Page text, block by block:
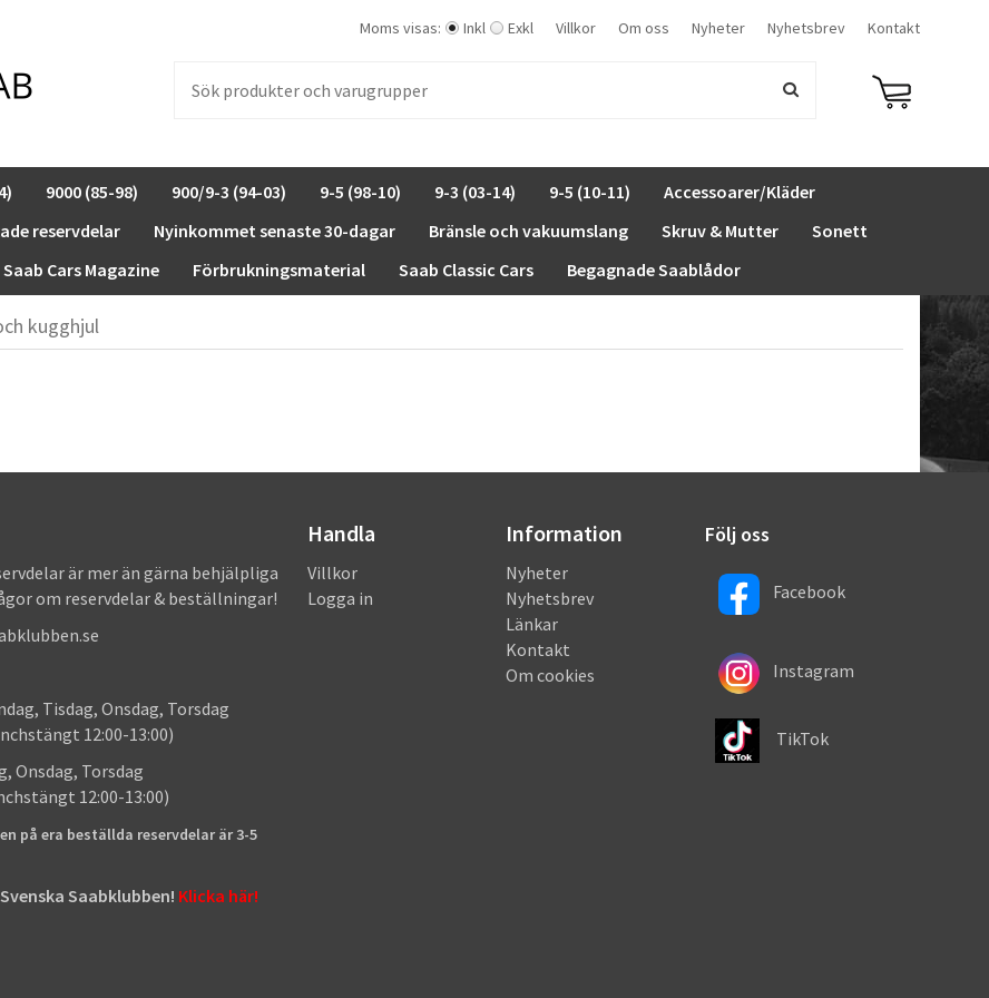
Moms visas: Inkl Exkl Villkor Om oss Nyheter Nyhetsbrev Kontakt
9000 (85-98) 900/9-3 (94-03) 9-5 (98-10) 9-3 (03-14) 9-5 (10-11)
Accessoarer/Kläder
reservdelar Nyinkommet senaste 30-dagar Bränsle och vakuumslang Skruv & Mutter
Sonett
Saab Cars Magazine Förbrukningsmaterial Saab Classic Cars Begagnade Saablådor
kugghjul
är mer än gärna behjälpliga
om reservdelar & beställningar!
Tisdag, Onsdag, Torsdag
12:00-13:00)
Onsdag, Torsdag
12:00-13:00)
på era beställda reservdelar är 3-5
Saabklubben! Klicka här!
Handla
Villkor
Logga in
Information
Nyheter
Nyhetsbrev
Länkar
Kontakt
Om cookies
Följ oss
Facebook
Instagram
TikTok